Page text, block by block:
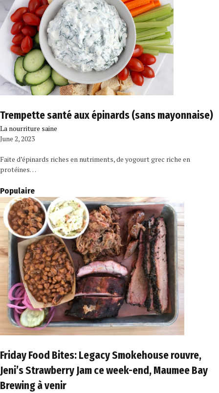
Trempette santé aux épinards (sans mayonnaise)
La nourriture saine
June 2, 2023
Faite d’épinards riches en nutriments, de yogourt grec riche en
protéines…
Populaire
Friday Food Bites: Legacy Smokehouse rouvre,
Jeni’s Strawberry Jam ce week-end, Maumee Bay
Brewing à venir